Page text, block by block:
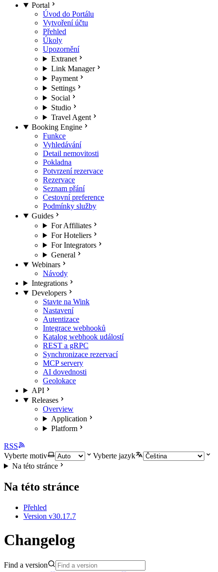
Portal
Úvod do Portálu
Vytvoření účtu
Přehled
Úkoly
Upozornění
Extranet
Link Manager
Payment
Settings
Social
Studio
Travel Agent
Booking Engine
Funkce
Vyhledávání
Detail nemovitosti
Pokladna
Potvrzení rezervace
Rezervace
Seznam přání
Cestovní preference
Podmínky služby
Guides
For Affiliates
For Hoteliers
For Integrators
General
Webinars
Návody
Integrations
Developers
Stavte na Wink
Nastavení
Autentizace
Integrace webhooků
Katalog webhook událostí
REST a gRPC
Synchronizace rezervací
MCP servery
AI dovednosti
Geolokace
API
Releases
Overview
Application
Platform
RSS
Vyberte motiv
Vyberte jazyk
Na této stránce
Na této stránce
Přehled
Version v30.17.7
Changelog
Find a version